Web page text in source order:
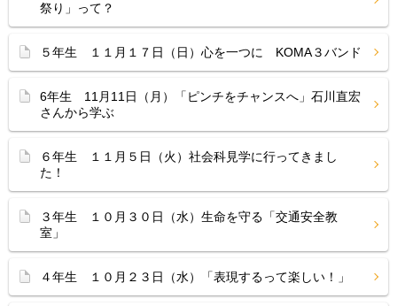
祭り」って？
５年生 １１月１７日（日）心を一つに KOMA３バンド
6年生 11月11日（月）「ピンチをチャンスへ」石川直宏
さんから学ぶ
６年生 １１月５日（火）社会科見学に行ってきまし
た！
３年生 １０月３０日（水）生命を守る「交通安全教
室」
４年生 １０月２３日（水）「表現するって楽しい！」